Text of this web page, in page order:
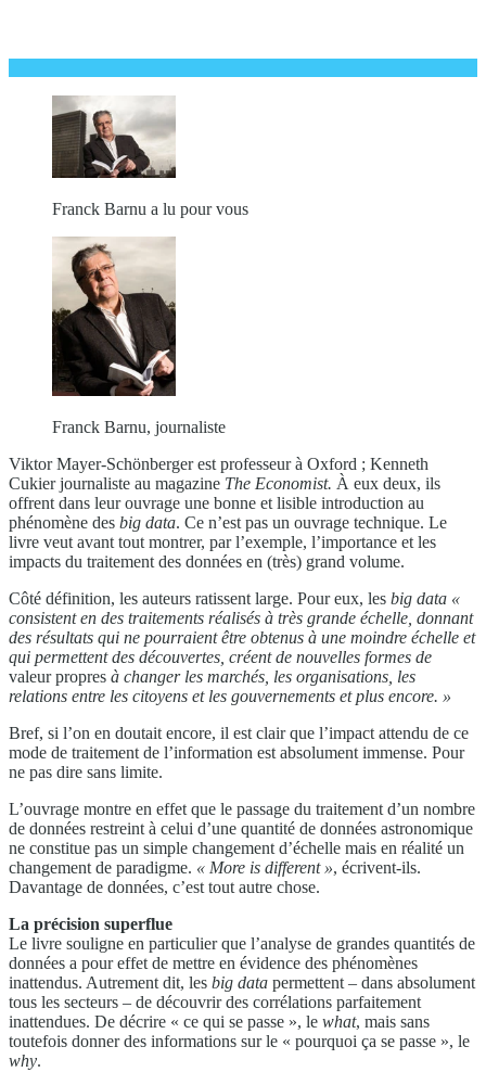
Franck Barnu a lu pour vous
Franck Barnu, journaliste
Viktor Mayer-Schönberger est professeur à Oxford ; Kenneth
Cukier journaliste au magazine The Economist. À eux deux, ils
offrent dans leur ouvrage une bonne et lisible introduction au
phénomène des big data. Ce n’est pas un ouvrage technique. Le
livre veut avant tout montrer, par l’exemple, l’importance et les
impacts du traitement des données en (très) grand volume.
Côté définition, les auteurs ratissent large. Pour eux, les big data «
consistent en des traitements réalisés à très grande échelle, donnant
des résultats qui ne pourraient être obtenus à une moindre échelle et
qui permettent des découvertes, créent de nouvelles formes de
valeur propres à changer les marchés, les organisations, les
relations entre les citoyens et les gouvernements et plus encore. »
Bref, si l’on en doutait encore, il est clair que l’impact attendu de ce
mode de traitement de l’information est absolument immense. Pour
ne pas dire sans limite.
L’ouvrage montre en effet que le passage du traitement d’un nombre
de données restreint à celui d’une quantité de données astronomique
ne constitue pas un simple changement d’échelle mais en réalité un
changement de paradigme. « More is different », écrivent-ils.
Davantage de données, c’est tout autre chose.
La précision superflue
Le livre souligne en particulier que l’analyse de grandes quantités de
données a pour effet de mettre en évidence des phénomènes
inattendus. Autrement dit, les big data permettent – dans absolument
tous les secteurs – de découvrir des corrélations parfaitement
inattendues. De décrire « ce qui se passe », le what, mais sans
toutefois donner des informations sur le « pourquoi ça se passe », le
why.